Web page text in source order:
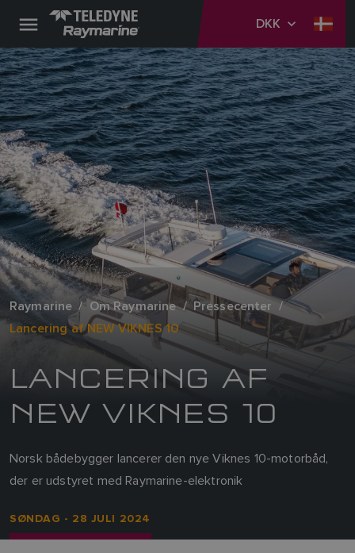
DKK
Raymarine Om Raymarine
Pressecenter
Lancering af NEW VIKNES 10
LANCERING AF
NEW VIKNES 10
Norsk bådebygger lancerer den nye Viknes 10-motorbåd,
der er udstyret med Raymarine-elektronik
SØNDAG - 28 JULI 2024